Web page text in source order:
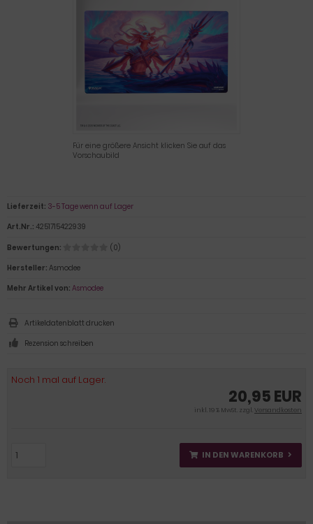
Für eine größere Ansicht klicken Sie auf das
Vorschaubild
Noch 1 mal auf Lager.
20,95 EUR
inkl. 19 % MwSt. zzgl.Versandkosten
IN DEN WARENKORB
Lieferzeit: 3-5 Tage wenn auf Lager
Art.Nr.: 4251715422939
Bewertungen:
(0)
Hersteller: Asmodee
Mehr Artikel von: Asmodee
Artikeldatenblatt drucken
Rezension schreiben